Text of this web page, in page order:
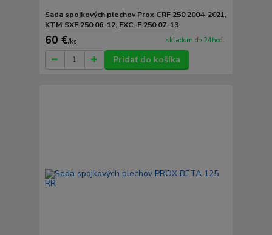
Sada spojkových plechov Prox CRF 250 2004-2021,
KTM SXF 250 06-12, EXC-F 250 07-13
60 €/ks skladom do 24hod.
Pridať do košíka